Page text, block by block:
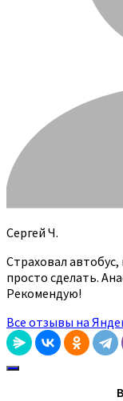
Сергей Ч.
Страховал
просто сделать.
Рекомендую!
Все отзывы на